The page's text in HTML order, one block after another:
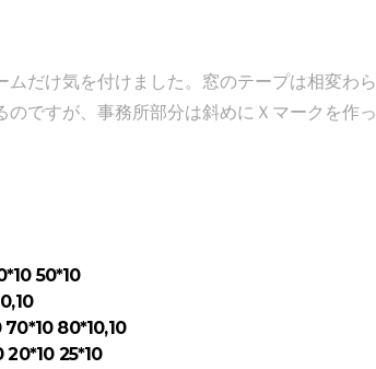
だけ気を付けました。窓のテープは相変わら
ですが、事務所部分は斜めにＸマークを作っ
50*10
80*10,10
25*10